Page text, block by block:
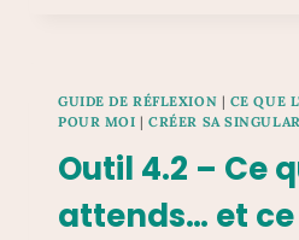
FUITE
DÉGUISÉE
?
GUIDE DE RÉFLEXION | CE QUE
POUR MOI |CRÉER SA
Outil 4.2 – Ce
attends… et ce